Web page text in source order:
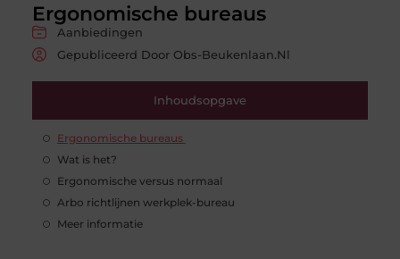
Ergonomische bureaus
Aanbiedingen
Gepubliceerd Door Obs-Beukenlaan.nl
Inhoudsopgave
Ergonomische bureaus
Wat is het?
Ergonomische versus normaal
Arbo richtlijnen werkplek-bureau
Meer informatie